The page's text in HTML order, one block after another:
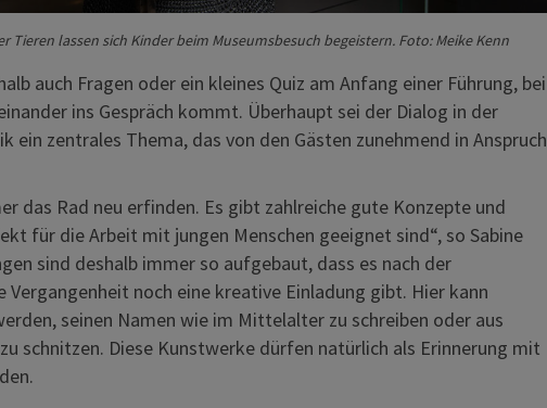
Tieren lassen sich Kinder beim Museumsbesuch begeistern. Foto: Meike Kenn
auch Fragen oder ein kleines Quiz am Anfang einer Führung, bei
ins Gespräch kommt. Überhaupt sei der Dialog in der
ein zentrales Thema, das von den Gästen zunehmend in Anspruch
das Rad neu erfinden. Es gibt zahlreiche gute Konzepte und
für die Arbeit mit jungen Menschen geeignet sind“, so Sabine
sind deshalb immer so aufgebaut, dass es nach der
Vergangenheit noch eine kreative Einladung gibt. Hier kann
seinen Namen wie im Mittelalter zu schreiben oder aus
schnitzen. Diese Kunstwerke dürfen natürlich als Erinnerung mit